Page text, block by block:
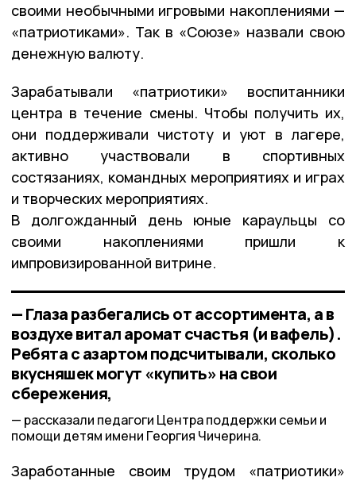
своими необычными игровыми накоплениями —
«патриотиками». Так в «Союзе» назвали свою
денежную валюту.
Зарабатывали «патриотики» воспитанники
центра в течение смены. Чтобы получить их,
они поддерживали чистоту и уют в лагере,
активно участвовали в спортивных
состязаниях, командных мероприятиях и играх
и творческих мероприятиях.
В долгожданный день юные караульцы со
своими накоплениями пришли к
импровизированной витрине.
— Глаза разбегались от ассортимента, а в
воздухе витал аромат счастья (и вафель).
Ребята с азартом подсчитывали, сколько
вкусняшек могут «купить» на свои
сбережения,
рассказали педагоги Центра поддержки семьи и
помощи детям имени Георгия Чичерина.
Заработанные своим трудом «патриотики»